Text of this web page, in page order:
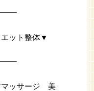
ット整体▼
ッサージ 美